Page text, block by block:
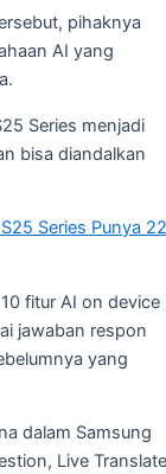
pihaknya
AI yang
Series menjadi
bisa diandalkan
Series Punya 22
fitur AI on device
jawaban respon
yang
dalam Samsung
Live